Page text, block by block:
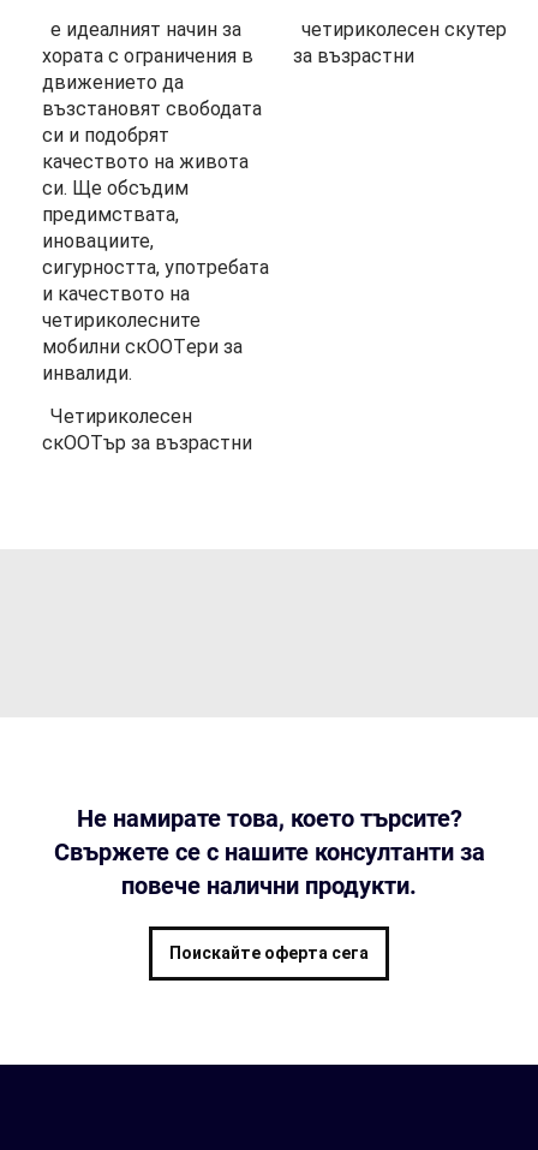
е идеалният начин за
хората с ограничения в
движението да
възстановят свободата
си и подобрят
качеството на живота
си. Ще обсъдим
предимствата,
иновациите,
сигурността, употребата
и качеството на
четириколесните
мобилни скOOTери за
инвалиди.
четириколесен скутер
за възрастни
Четириколесен
скOOTър за възрастни
Не намирате това, което търсите?
Свържете се с нашите консултанти за
повече налични продукти.
Поискайте оферта сега